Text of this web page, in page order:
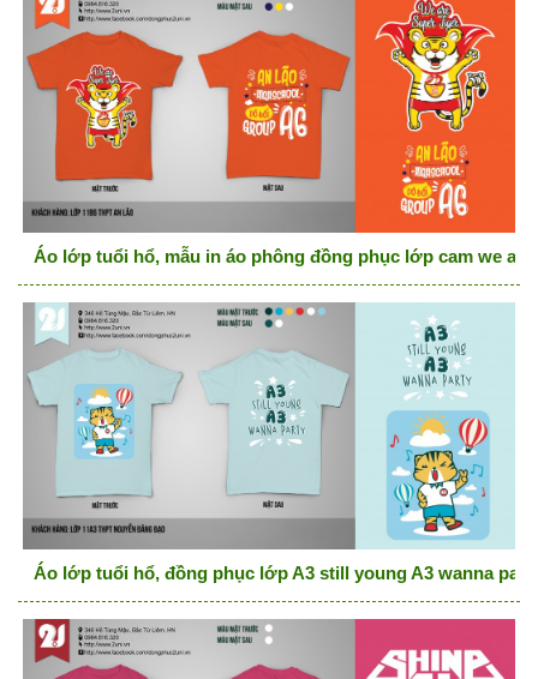
Áo lớp tuổi hổ, mẫu in áo phông đồng phục lớp cam we
Áo lớp tuổi hổ, đồng phục lớp A3 still young A3 wanna